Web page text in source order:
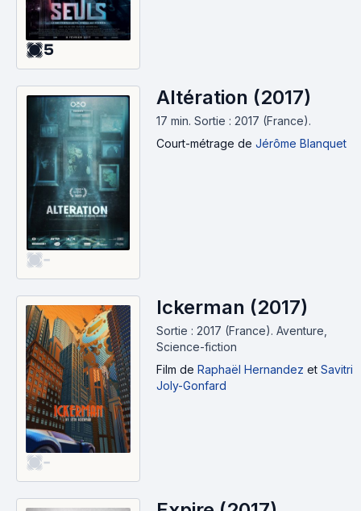
5
-
Altération (2017)
17 min. Sortie : 2017 (France).
Court-métrage de Jérôme Blanquet
-
Ickerman (2017)
Sortie : 2017 (France). Aventure,
Science-fiction
Film de Raphaël Hernandez et Savitri
Joly-Gonfard